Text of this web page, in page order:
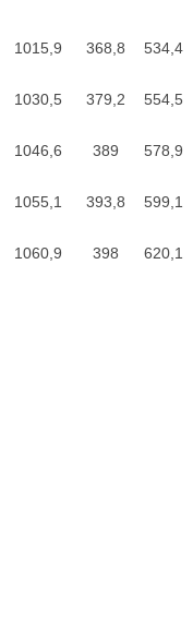
1015,9 368,8 534,4
1030,5 379,2 554,5
1046,6 389 578,9
1055,1 393,8 599,1
1060,9 398 620,1